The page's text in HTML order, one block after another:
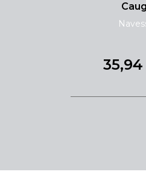
35,94